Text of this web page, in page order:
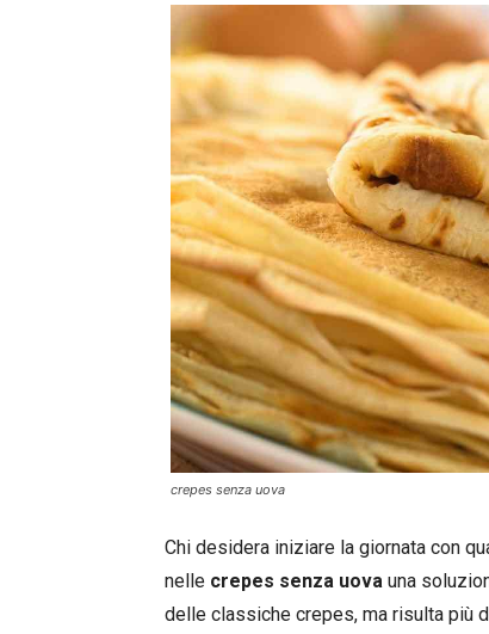
crepes senza uova
Chi desidera iniziare la giornata con
nelle crepes senza uova una
delle classiche crepes, ma risulta più